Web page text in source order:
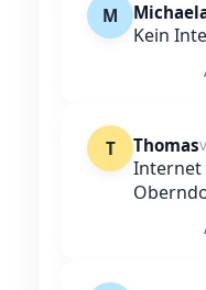
M
Kein
T Thomas
Internet